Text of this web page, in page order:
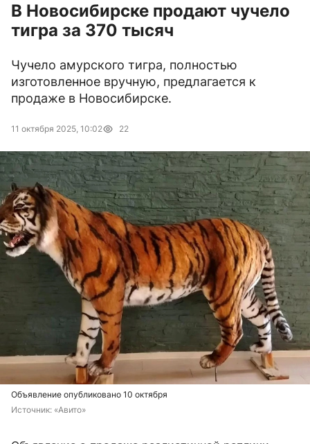
В Новосибирске продают чучело
тигра за 370 тысяч
Чучело амурского тигра, полностью
изготовленное вручную, предлагается к
продаже в Новосибирске.
11 октября 2025, 10:02 22
Объявление опубликовано 10 октября
Источник: «Авито»